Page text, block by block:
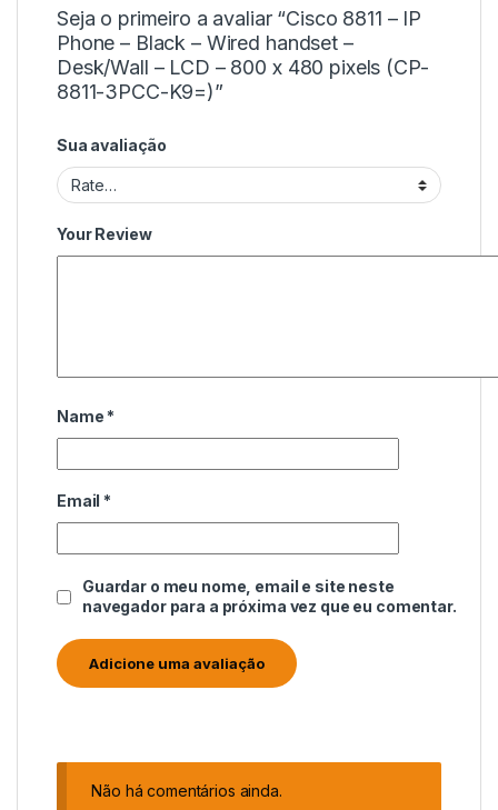
Seja o primeiro a avaliar “Cisco 8811 – IP
Phone – Black – Wired handset –
Desk/Wall – LCD – 800 x 480 pixels (CP-
8811-3PCC-K9=)”
Sua avaliação
Your Review
Name *
Email *
Guardar o meu nome, email e site neste
navegador para a próxima vez que eu comentar.
Não há comentários ainda.